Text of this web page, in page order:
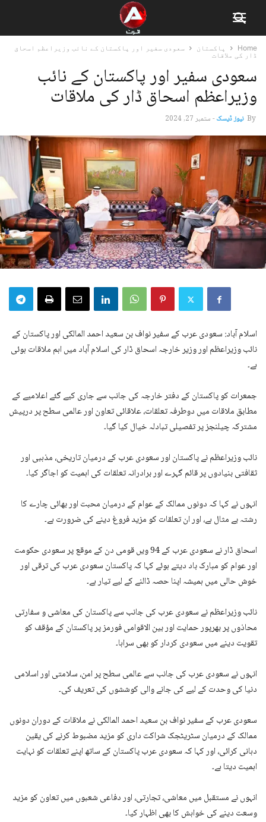
Home پاکستان
سعودی سفیر اور پاکستان کے نائب وزیراعظم اسحاق
ڈار کی ملاقات
سعودی سفیر اور پاکستان کے نائب
وزیراعظم اسحاق ڈار کی ملاقات
By نیوز ڈیسک-ستمبر 27, 2024
اسلام آباد: سعودی عرب کے سفیر نواف بن سعید احمد المالکی اور پاکستان کے
نائب وزیراعظم اور وزیر خارجہ اسحاق ڈار کی اسلام آباد میں اہم ملاقات ہوئی
ہے۔
جمعرات کو پاکستان کے دفتر خارجہ کی جانب سے جاری کیے گئے اعلامیے کے
مطابق ملاقات میں دوطرفہ تعلقات، علاقائی تعاون اور عالمی سطح پر درپیش
مشترکہ چیلنجز پر تفصیلی تبادلہ خیال کیا گیا۔
نائب وزیراعظم نے پاکستان اور سعودی عرب کے درمیان تاریخی، مذہبی اور
ثقافتی بنیادوں پر قائم گہرے اور برادرانہ تعلقات کی اہمیت کو اجاگر کیا۔
انہوں نے کہا کہ دونوں ممالک کے عوام کے درمیان محبت اور بھائی چارے کا
رشتہ بے مثال ہے، اور ان تعلقات کو مزید فروغ دینے کی ضرورت ہے۔
اسحاق ڈار نے سعودی عرب کے 94 ویں قومی دن کے موقع پر سعودی حکومت
اور عوام کو مبارک باد دیتے ہوئے کہا کہ پاکستان سعودی عرب کی ترقی اور
خوش حالی میں ہمیشہ اپنا حصہ ڈالنے کے لیے تیار ہے۔
نائب وزیراعظم نے سعودی عرب کی جانب سے پاکستان کی معاشی و سفارتی
محاذوں پر بھرپور حمایت اور بین الاقوامی فورمز پر پاکستان کے مؤقف کو
تقویت دینے میں سعودی کردار کو بھی سراہا۔
انہوں نے سعودی عرب کی جانب سے عالمی سطح پر امن، سلامتی اور اسلامی
دنیا کی وحدت کے لیے کی جانے والی کوششوں کی تعریف کی۔
سعودی عرب کے سفیر نواف بن سعید احمد المالکی نے ملاقات کے دوران دونوں
ممالک کے درمیان سٹریٹجک شراکت داری کو مزید مضبوط کرنے کی یقین
دہانی کرائی، اور کہا کہ سعودی عرب پاکستان کے ساتھ اپنے تعلقات کو نہایت
اہمیت دیتا ہے۔
انہوں نے مستقبل میں معاشی، تجارتی، اور دفاعی شعبوں میں تعاون کو مزید
وسعت دینے کی خواہش کا بھی اظہار کیا۔